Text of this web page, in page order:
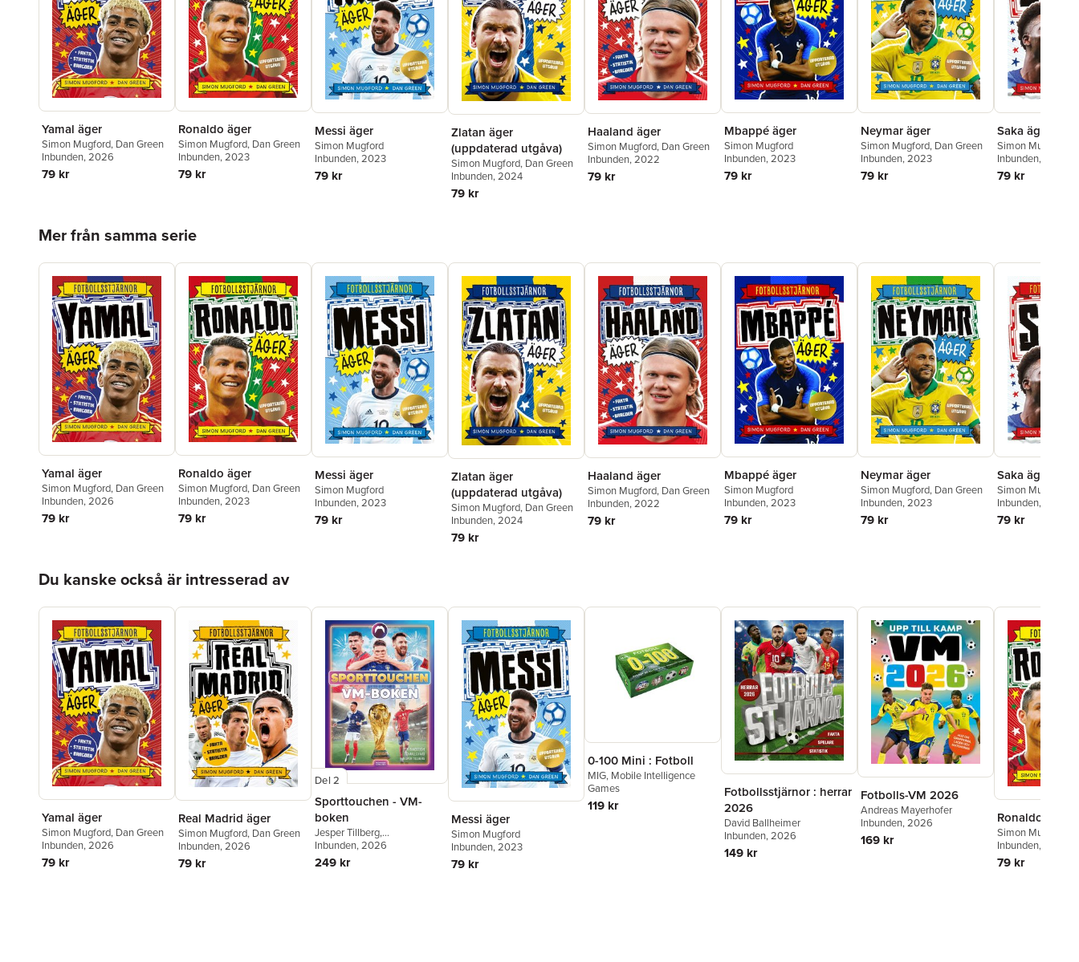
Yamal äger
Simon Mugford, Dan Green
Inbunden, 2026
79 kr
Ronaldo äger
Simon Mugford, Dan Green
Inbunden, 2023
79 kr
Messi äger
Simon Mugford
Inbunden, 2023
79 kr
Zlatan äger
(uppdaterad utgåva)
Simon Mugford, Dan Green
Inbunden, 2024
79 kr
Haaland äger
Simon Mugford, Dan Green
Inbunden, 2022
79 kr
Mbappé äger
Simon Mugford
Inbunden, 2023
79 kr
Neymar äger
Simon Mugford, Dan Green
Inbunden, 2023
79 kr
Saka äger
Simon Mugford
Inbunden, 2024
79 kr
Mer från samma serie
Yamal äger
Simon Mugford, Dan Green
Inbunden, 2026
79 kr
Ronaldo äger
Simon Mugford, Dan Green
Inbunden, 2023
79 kr
Messi äger
Simon Mugford
Inbunden, 2023
79 kr
Zlatan äger
(uppdaterad utgåva)
Simon Mugford, Dan Green
Inbunden, 2024
79 kr
Haaland äger
Simon Mugford, Dan Green
Inbunden, 2022
79 kr
Mbappé äger
Simon Mugford
Inbunden, 2023
79 kr
Neymar äger
Simon Mugford, Dan Green
Inbunden, 2023
79 kr
Saka äger
Simon Mugford
Inbunden, 2024
79 kr
Du kanske också är intresserad av
Yamal äger
Simon Mugford, Dan Green
Inbunden, 2026
79 kr
Real Madrid äger
Simon Mugford, Dan Green
Inbunden, 2026
79 kr
Del 2
Sporttouchen - VM-
boken
Jesper Tillberg,
Sporttouchen,Tim
Rangström
Inbunden, 2026
249 kr
Messi äger
Simon Mugford
Inbunden, 2023
79 kr
0-100 Mini : Fotboll
MIG, Mobile Intelligence
Games
119 kr
Fotbollsstjärnor : herrar
2026
David Ballheimer
Inbunden, 2026
149 kr
Fotbolls-VM 2026
Andreas Mayerhofer
Inbunden, 2026
169 kr
Ronaldo äger
Simon Mugford
Inbunden, 2023
79 kr